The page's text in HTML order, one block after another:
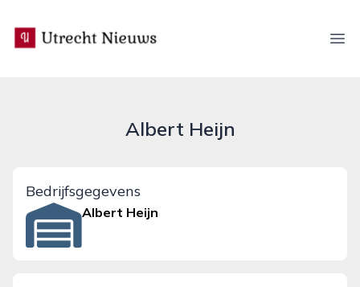
utrecht-nieuws.nl
Albert Heijn
Bedrijfsgegevens
Albert Heijn